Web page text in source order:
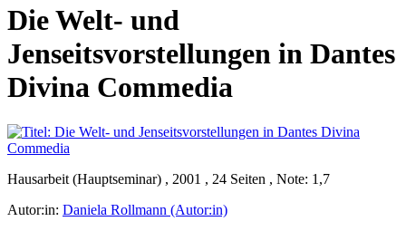
Die Welt- und
Jenseitsvorstellungen in Dantes
Divina Commedia
Hausarbeit (Hauptseminar) , 2001 , 24 Seiten , Note: 1,7
Autor:in: Daniela Rollmann (Autor:in)